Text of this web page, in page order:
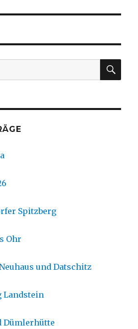
Spitzberg
Ohr
und Datschitz
Landstein
Dümlerhütte